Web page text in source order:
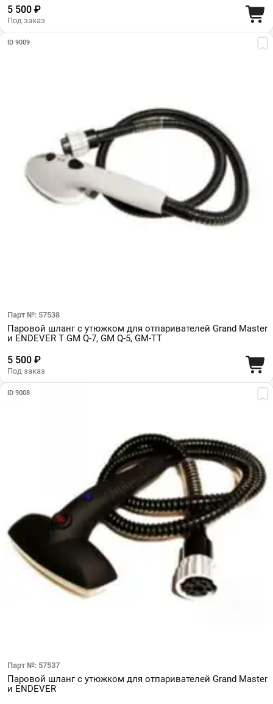
5 500 ₽
Под заказ
ID 9009
Парт №: 57538
Паровой шланг с утюжком для отпаривателей Grand Master
и ENDEVER T GM Q-7, GM Q-5, GM-TT
5 500 ₽
Под заказ
ID 9008
Парт №: 57537
Паровой шланг с утюжком для отпаривателей Grand Master
и ENDEVER